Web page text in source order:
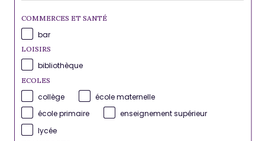
COMMERCES ET SANTÉ
bar
LOISIRS
bibliothèque
ECOLES
collège
école maternelle
école primaire
enseignement supérieur
lycée